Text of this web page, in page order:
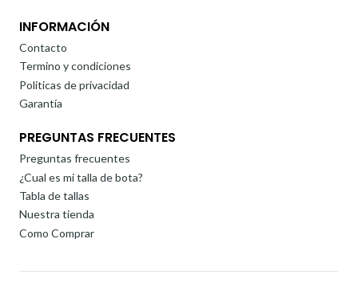
INFORMACIÓN
Contacto
Termino y condiciones
Politicas de privacidad
Garantía
PREGUNTAS FRECUENTES
Preguntas frecuentes
¿Cual es mi talla de bota?
Tabla de tallas
Nuestra tienda
Como Comprar